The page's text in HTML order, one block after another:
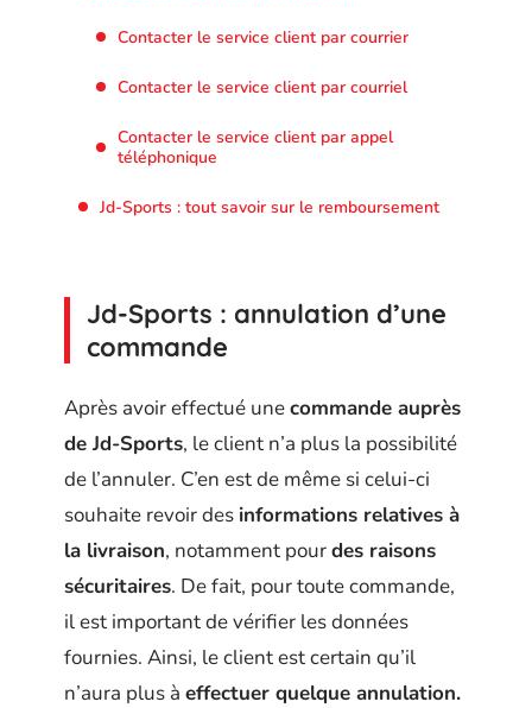
Contacter le service client par courrier
Contacter le service client par courriel
Contacter le service client par appel
téléphonique
Jd-Sports : tout savoir sur le remboursement
Jd-Sports : annulation d’une
commande
Après avoir effectué unecommande auprès
de Jd-Sports, le client n’a plus la possibilité
de l’annuler. C’en est de même si celui-ci
souhaite revoir des informations relatives à
la livraison, notamment pourdes raisons
sécuritaires. De fait, pour toute commande,
il est important de vérifier les données
fournies. Ainsi, le client est certain qu’il
n’aura plus à effectuer quelque annulation.